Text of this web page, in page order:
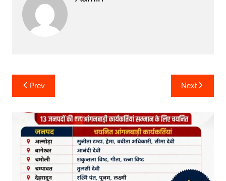
Post
navigation
Prev Next